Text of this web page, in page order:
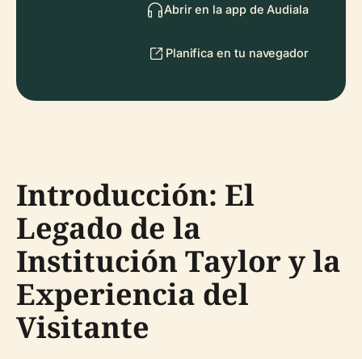
Abrir en la app de Audiala
Planifica en tu navegador
Introducción: El
Legado de la
Institución Taylor y la
Experiencia del
Visitante